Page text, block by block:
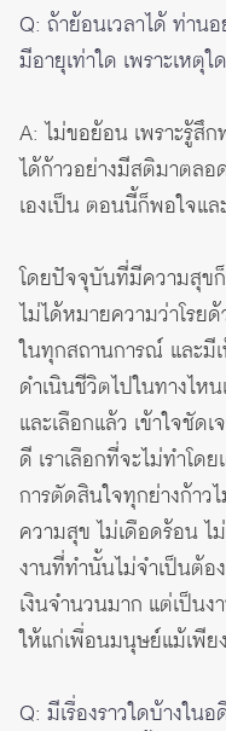
Q: ถ้าย้อนเวลาได้ ท่า
มีอายุเท่าใด เพราะเหตุใด
A: ไม่ขอย้อน เพราะรู้สึ
ได้ก้าวอย่างมีสติมาตลอ
เองเป็น ตอนนี้ก็พอใจแ
โดยปัจจุบันที่มีความสุข
ไม่ได้หมายความว่าโรย
ในทุกสถานการณ์ และมี
ดำเนินชีวิตไปในทางไห
และเลือกแล้ว เข้าใจชัด
ดี เราเลือกที่จะไม่ทำโด
การตัดสินใจทุกย่างก้า
ความสุข ไม่เดือดร้อน
งานที่ทำนั้นไม่จำเป็นต้อ
เงินจำนวนมาก แต่เป็น
ให้แก่เพื่อนมนุษย์แม้เพี
Q: มีเรื่องราวใดบ้างใน